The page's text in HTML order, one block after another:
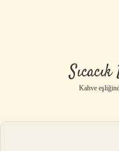
Kahve